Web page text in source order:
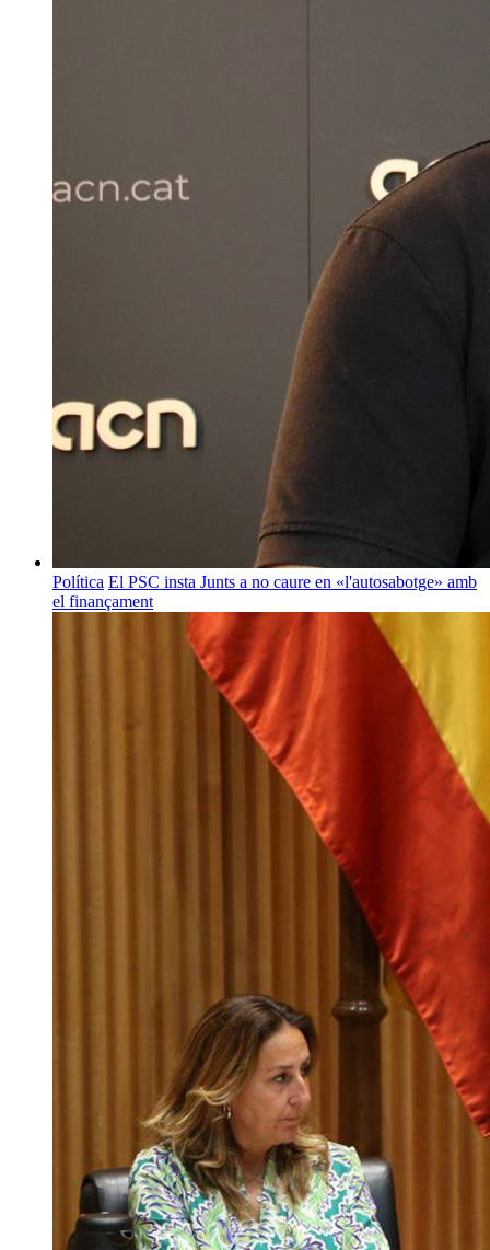
Política El PSC insta Junts a no caure en «l'autosabotge» amb
el finançament